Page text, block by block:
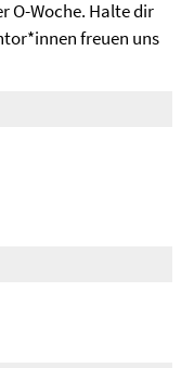
O-Woche. Halte dir
freuen uns